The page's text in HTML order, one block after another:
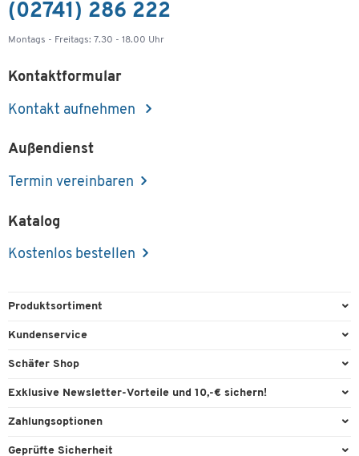
(02741) 286 222
Montags - Freitags: 7.30 - 18.00 Uhr
Kontaktformular
Kontakt aufnehmen
Außendienst
Termin vereinbaren
Katalog
Kostenlos bestellen
Produktsortiment
Büroausstattung
Reinigung & Hygiene
Technik
Kundenservice
Direktbestellung
Kontaktformulare
Schäfer Shop
Services & Leistungen
Exklusive Newsletter-Vorteile und 10,-€ sichern!
Willkommensgutschein
Zahlungsoptionen
Paypal
Geprüfte Sicherheit